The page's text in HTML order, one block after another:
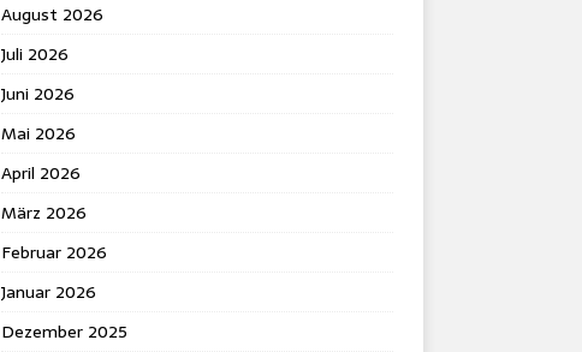
August 2026
Juli 2026
Juni 2026
Mai 2026
April 2026
März 2026
Februar 2026
Januar 2026
Dezember 2025